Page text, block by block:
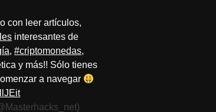
con leer artículos,
interesantes de
, #criptomonedas,
y más!! Sólo tienes
a navegar